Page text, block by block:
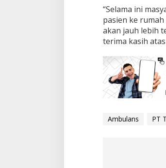
“Selama ini
pasien ke
akan jauh lebih
terima kasih
Ambulans PT